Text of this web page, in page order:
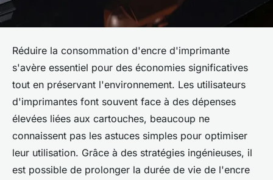
Réduire la consommation d'encre d'imprimante
s'avère essentiel pour des économies significatives
tout en préservant l'environnement. Les utilisateurs
d'imprimantes font souvent face à des dépenses
élevées liées aux cartouches, beaucoup ne
connaissent pas les astuces simples pour optimiser
leur utilisation. Grâce à des stratégies ingénieuses, il
est possible de prolonger la durée de vie de l'encre